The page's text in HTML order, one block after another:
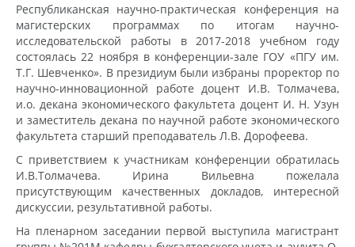
Республиканская научно-практическая конференция на
магистерских программах по итогам научно-
исследовательской работы в 2017-2018 учебном году
состоялась 22 ноября в конференции-зале ГОУ «ПГУ им.
Т.Г. Шевченко». В президиум были избраны проректор по
научно-инновационной работе доцент И.В. Толмачева,
и.о. декана экономического факультета доцент И. Н. Узун
и заместитель декана по научной работе экономического
факультета старший преподаватель Л.В. Дорофеева.
C приветствием к участникам конференции обратилась
И.В.Толмачева. Ирина Вильевна пожелала
присутствующим качественных докладов, интересной
дискуссии, результативной работы.
На пленарном заседании первой выступила магистрант